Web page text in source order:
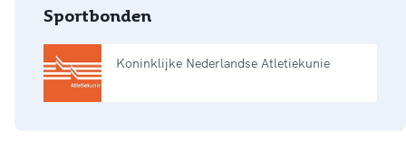
Sportbonden
Koninklijke Nederlandse Atletiekunie